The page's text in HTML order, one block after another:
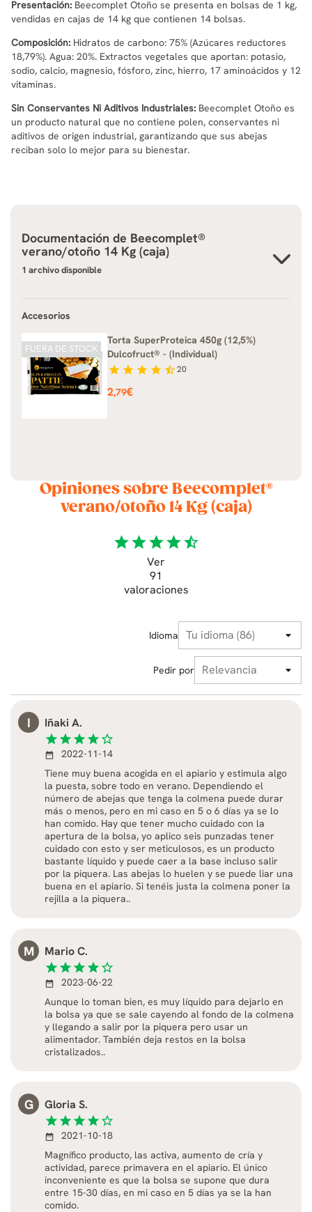
Presentación: Beecomplet Otoño se presenta en bolsas de 1 kg,
vendidas en cajas de 14 kg que contienen 14 bolsas.
Composición: Hidratos de carbono: 75% (Azúcares reductores
18,79%). Agua: 20%. Extractos vegetales que aportan: potasio,
sodio, calcio, magnesio, fósforo, zinc, hierro, 17 aminoácidos y 12
vitaminas.
Sin Conservantes Ni Aditivos Industriales: Beecomplet Otoño es
un producto natural que no contiene polen, conservantes ni
aditivos de origen industrial, garantizando que sus abejas
reciban solo lo mejor para su bienestar.
Documentación de Beecomplet®
verano/otoño 14 Kg (caja)
1 archivo disponible
Accesorios
Torta SuperProteica 450g (12,5%)
Dulcofruct® - (Individual)
star star star star star_half20
Precio
2,79€
FUERA DE STOCK
Opiniones sobre Beecomplet®
verano/otoño 14 Kg (caja)
starstarstarstarstar_half
Ver
91
valoraciones
Idioma
Pedir por
I Iñaki A.
star star star star star_border
date_range
2022-11-14
Tiene muy buena acogida en el apiario y estimula algo
la puesta, sobre todo en verano. Dependiendo el
número de abejas que tenga la colmena puede durar
más o menos, pero en mi caso en 5 o 6 días ya se lo
han comido. Hay que tener mucho cuidado con la
apertura de la bolsa, yo aplico seis punzadas tener
cuidado con esto y ser meticulosos, es un producto
bastante líquido y puede caer a la base incluso salir
por la piquera. Las abejas lo huelen y se puede liar una
buena en el apiario. Si tenéis justa la colmena poner la
rejilla a la piquera..
M Mario C.
star star star star star_border
date_range
2023-06-22
Aunque lo toman bien, es muy líquido para dejarlo en
la bolsa ya que se sale cayendo al fondo de la colmena
y llegando a salir por la piquera pero usar un
alimentador. También deja restos en la bolsa
cristalizados..
G Gloria S.
star star star star star_border
date_range
2021-10-18
Magnífico producto, las activa, aumento de cría y
actividad, parece primavera en el apiario. El único
inconveniente es que la bolsa se supone que dura
entre 15-30 días, en mi caso en 5 días ya se la han
comido.